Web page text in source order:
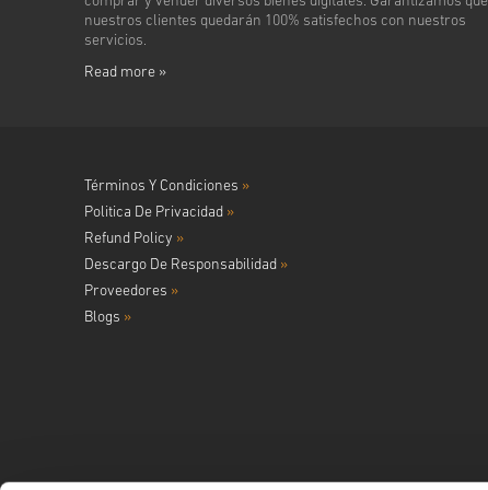
nuestros clientes quedarán 100% satisfechos con nuestros
servicios.
Read more »
Términos Y Condiciones »
Politica De Privacidad »
Refund Policy »
Descargo De Responsabilidad »
Proveedores »
Blogs »